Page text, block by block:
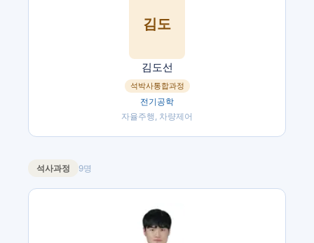
김도
김도선
석박사통합과정
전기공학
자율주행, 차량제어
석사과정 9명